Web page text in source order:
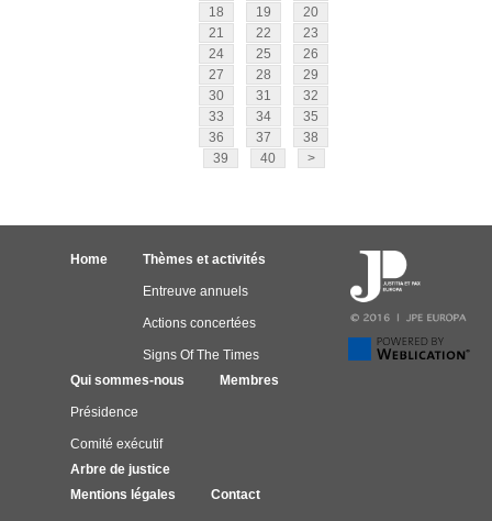
18
19
20
21
22
23
24
25
26
27
28
29
30
31
32
33
34
35
36
37
38
39
40 >
Home Thèmes et activités
Entreuve annuels
Actions concertées
Signs Of The Times
Qui sommes-nous
Présidence
Comité exécutif
Membres
Arbre de justice
Mentions légales
Contact